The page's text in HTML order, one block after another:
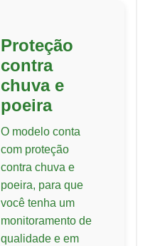
Proteção
contra
chuva e
poeira
O modelo conta
com proteção
contra chuva e
poeira, para que
você tenha um
monitoramento de
qualidade e em